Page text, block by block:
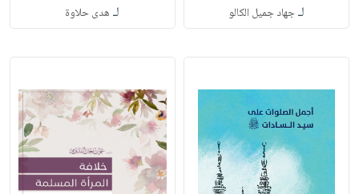
لـجهاد جميل الكالو لـ هدى حلاوة